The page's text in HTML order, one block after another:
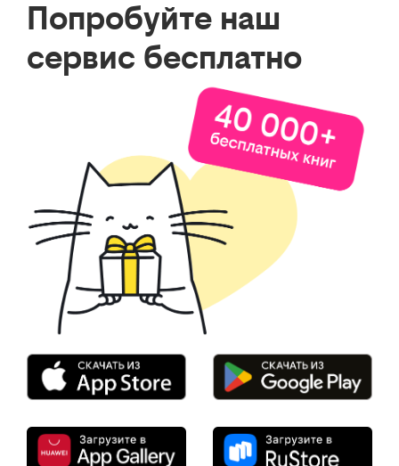
Попробуйте наш
сервис бесплатно